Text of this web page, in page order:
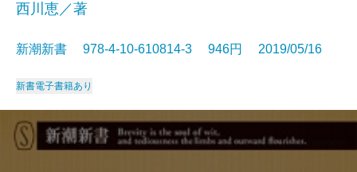
西川恵／著
新潮新書 978-4-10-610814-3 946円 2019/05/16
新書電子書籍あり